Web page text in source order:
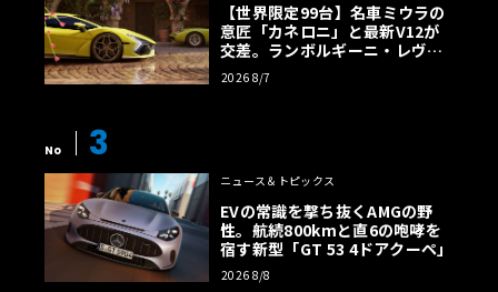
【世界限定99台】名車ミウラの
意匠「カネロニ」と最新V12が
交差。ランボルギーニ・レヴエ
ルトに60周年記念車が登場
2026 8/7
No 3
ニュース＆トピックス
EVの常識を撃ち抜くAMGの野
性。航続800kmと直6の咆哮を
宿す新型「GT 53 4ドアクーペ」
2026 8/8